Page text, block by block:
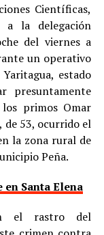
Científicas,
a la delegación
del viernes a
un operativo
estado
presuntamente
primos Omar
de 53, ocurrido el
la zona rural de
Peña.
Santa Elena
el rastro del